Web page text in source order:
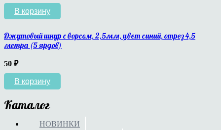
В корзину
Джутовый шнур с ворсом, 2,5мм, цвет синий, отрез 4,5
метра (5 ярдов)
50 ₽
В корзину
Каталог
НОВИНКИ